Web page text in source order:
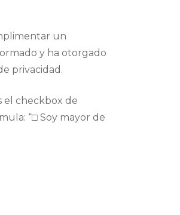
un
y ha otorgado
privacidad.
el checkbox de
“□ Soy mayor de